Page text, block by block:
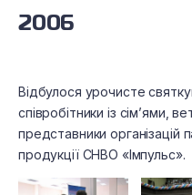
2006
Відбулося урочисте
співробітники із сім’ями,
представники організацій
продукції СНВО «Імпульс».